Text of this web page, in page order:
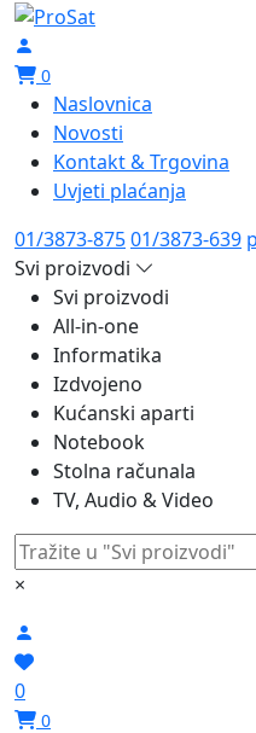
0
Naslovnica
Novosti
Kontakt & Trgovina
Uvjeti plaćanja
01/3873-87501/3873-639
Svi proizvodi
Svi proizvodi
All-in-one
Informatika
Izdvojeno
Kućanski aparti
Notebook
Stolna računala
TV, Audio & Video
×
0
0